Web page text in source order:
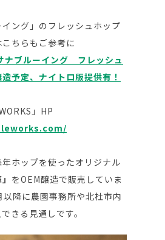
ング」のフレッシュホップ
ちらもご参考に
ナブルーイング フレッシュ
予定、ナイトロ版提供有！
」HP
ホップを使ったオリジナル
をOEM醸造で販売していま
降に農園事務所や北杜市内
きる見通しです。